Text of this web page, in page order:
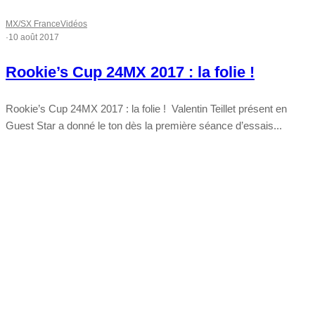
MX/SX FranceVidéos
·10 août 2017
Rookie’s Cup 24MX 2017 : la folie !
Rookie’s Cup 24MX 2017 : la folie ! Valentin Teillet présent en
Guest Star a donné le ton dès la première séance d’essais...